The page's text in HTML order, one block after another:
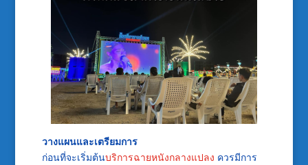
วางแผนและเตรียมการ
ก่อนที่จะเริ่มต้นบริการฉายหนังกลางแปลง ควรมีการ